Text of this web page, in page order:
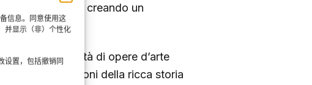
信息。同意使用这
并显示（非）个性化
设置，包括撤销同
periodi storici, creando un
una varietà di opere d’arte
, tutti testimoni della ricca storia